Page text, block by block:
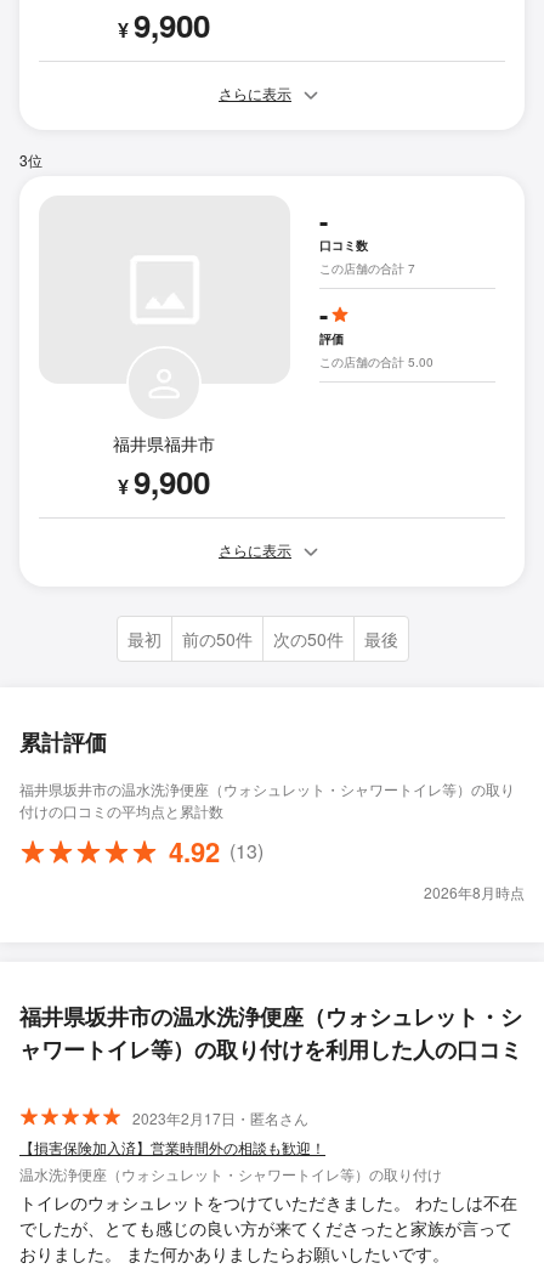
¥9,900
さらに表示
3位
福井県福井市
¥9,900
-
口コミ数
この店舗の合計 7
-
評価
この店舗の合計 5.00
さらに表示
最初 前の50件 次の50件 最後
累計評価
福井県坂井市の温水洗浄便座（ウォシュレット・シャワートイレ等）の取り
付けの口コミの平均点と累計数
4.92 (13)
2026年8月時点
福井県坂井市の温水洗浄便座（ウォシュレット・シ
ャワートイレ等）の取り付けを利用した人の口コミ
2023年2月17日・匿名さん
【損害保険加入済】営業時間外の相談も歓迎！
温水洗浄便座（ウォシュレット・シャワートイレ等）の取り付け
トイレのウォシュレットをつけていただきました。 わたしは不在
でしたが、とても感じの良い方が来てくださったと家族が言って
おりました。 また何かありましたらお願いしたいです。